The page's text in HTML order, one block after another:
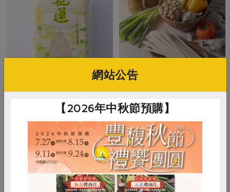
白米(銀川)-2kg/包
常溫
$260
喜願白海豚波浪麵(喜願)-600
克/包
600公克
全素 常溫
$110
網站公告
【2026年中秋節預購】